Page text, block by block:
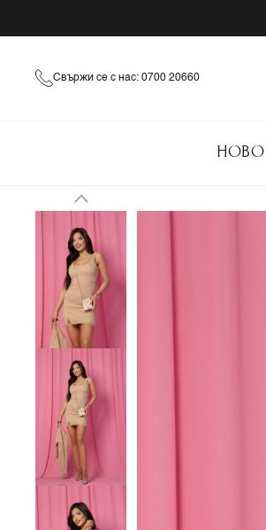
Свържи се с нас: 0700 20660
НОВО